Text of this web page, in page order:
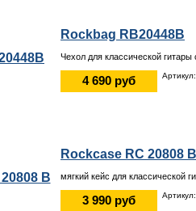
Rockbag RB20448B
Чехол для классической
4 690 руб
Rockcase RC 20808 B
мягкий кейс для классической
3 990 руб